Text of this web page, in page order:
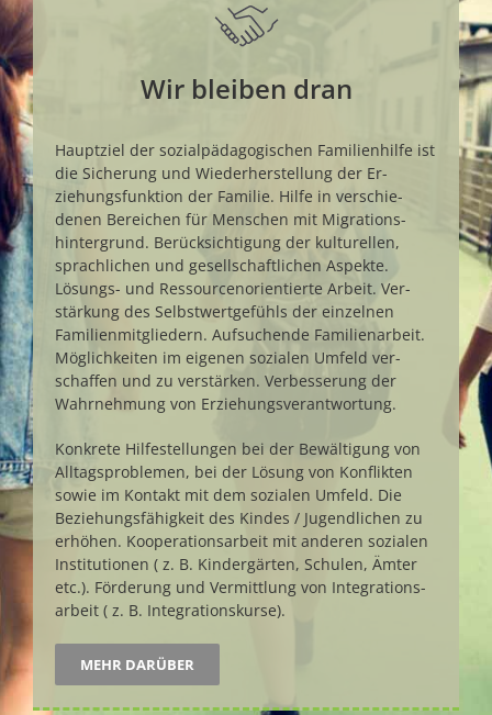
Wir bleiben dran
Haupt­ziel der sozial­päda­go­gischen Familien­hilfe ist
die Si­cherung und Wieder­her­stellung der Er­
ziehungs­funk­tion der Familie. Hilfe in ver­schie­
denen Bereichen für Men­schen mit Migra­tions­
hinter­grund. Berück­sich­tigung der kultu­rellen,
sprach­lichen und gesell­schaft­lichen Aspekte.
Lösungs- und Res­sourcen­orien­tierte Arbeit. Ver­
stärkung des Selbst­wert­gefühls der ein­zelnen
Familien­mit­gliedern. Auf­suchende Familien­arbeit.
Möglich­keiten im eigenen so­zialen Umfeld ver­
schaffen und zu ver­stärken. Ver­besserung der
Wahr­nehmung von Er­ziehungs­verant­wortung.
Konkrete Hilfe­stel­lungen bei der Bewäl­tigung von
Alltags­pro­blemen, bei der Lösung von Konflikten
sowie im Kon­takt mit dem sozialen Umfeld. Die
Beziehungs­fähig­keit des Kindes / Jugend­lichen zu
erhöhen. Koo­perations­arbeit mit anderen sozialen
Insti­tutionen ( z. B. Kinder­gärten, Schulen, Ämter
etc.). Förderung und Vermitt­lung von Integrations­
arbeit ( z. B. Integrations­kurse).
MEHR DARÜBER